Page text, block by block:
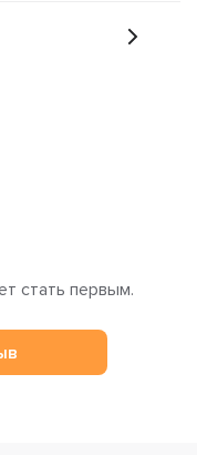
стать первым.